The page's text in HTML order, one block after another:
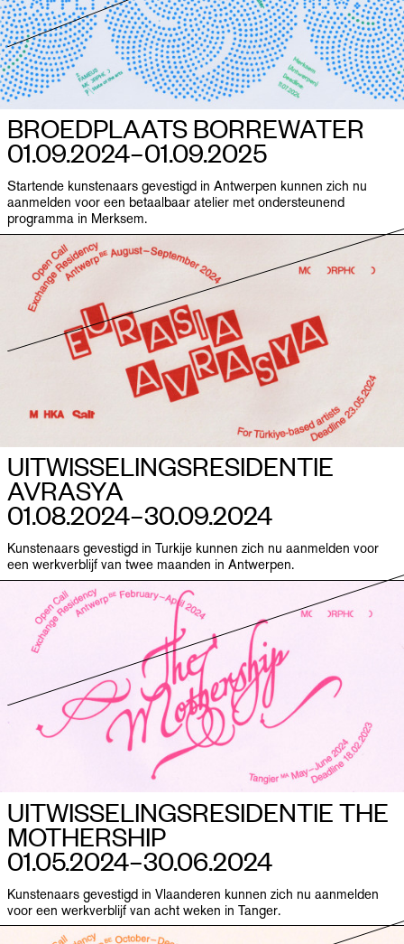
BROEDPLAATS BORREWATER
01.09.2024–​01.09.2025
Startende kunstenaars gevestigd in Antwerpen kunnen zich nu
aanmelden voor een betaalbaar atelier met ondersteunend
programma in Merksem.
UITWISSELINGS­RESIDENTIE
AVRASYA
01.08.2024–​30.09.2024
Kunstenaars gevestigd in Turkije kunnen zich nu aanmelden voor
een werkverblijf van twee maanden in Antwerpen.
UITWISSELINGS­RESIDENTIE THE
MOTHERSHIP
01.05.2024–​30.06.2024
Kunstenaars gevestigd in Vlaanderen kunnen zich nu aanmelden
voor een werkverblijf van acht weken in Tanger.